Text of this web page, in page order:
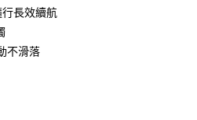
長效續航
不滑落